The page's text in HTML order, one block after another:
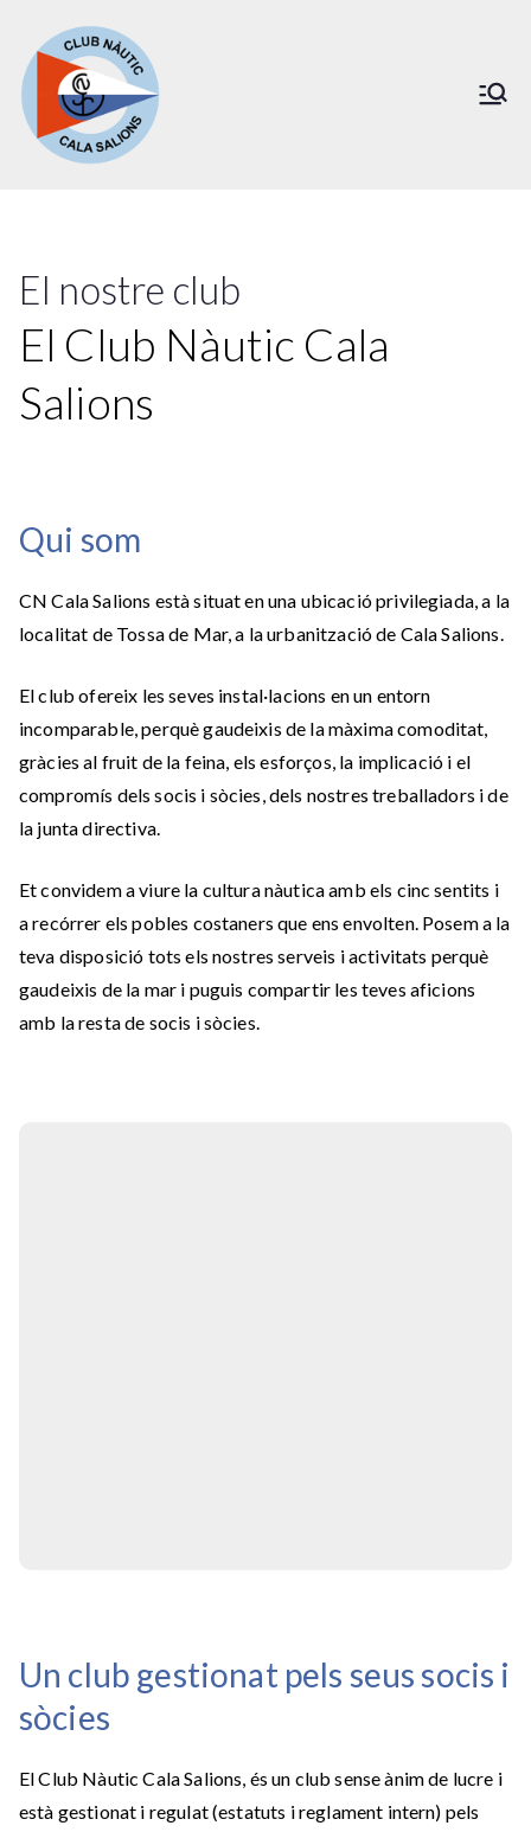
contingut
El nostre club
El Club Nàutic Cala
Salions
Qui som
CN Cala Salions està situat en una ubicació privilegiada, a la
localitat de Tossa de Mar, a la urbanització de Cala Salions.
El club ofereix les seves instal·lacions en un entorn
incomparable, perquè gaudeixis de la màxima comoditat,
gràcies al fruit de la feina, els esforços, la implicació i el
compromís dels socis i sòcies, dels nostres treballadors i de
la junta directiva.
Et convidem a viure la cultura nàutica amb els cinc sentits i
a recórrer els pobles costaners que ens envolten. Posem a la
teva disposició tots els nostres serveis i activitats perquè
gaudeixis de la mar i puguis compartir les teves aficions
amb la resta de socis i sòcies.
Un club gestionat pels seus socis i
sòcies
El Club Nàutic Cala Salions, és un club sense ànim de lucre i
està gestionat i regulat (estatuts i reglament intern) pels